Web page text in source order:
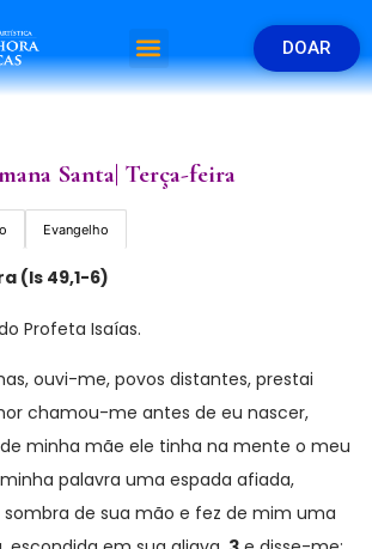
DOAR
Santa| Terça-feira
Evangelho
(Is 49,1-6)
Profeta Isaías.
ouvi-me, povos distantes, prestai
chamou-me antes de eu nascer,
minha mãe ele tinha na mente o meu
palavra uma espada afiada,
de sua mão e fez de mim uma